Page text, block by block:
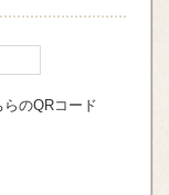
のQRコード